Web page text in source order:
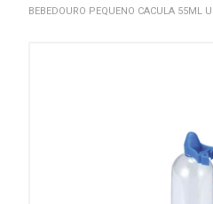
BEBEDOURO PEQUENO CACULA 55ML